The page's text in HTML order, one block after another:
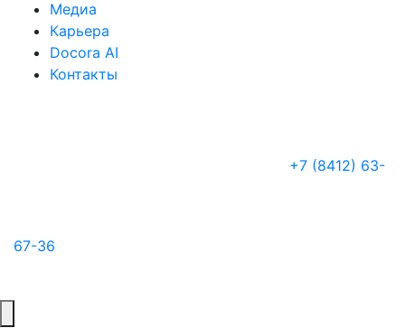
Медиа
Карьера
Docora AI
Контакты
+7 (8412) 63-
67-36